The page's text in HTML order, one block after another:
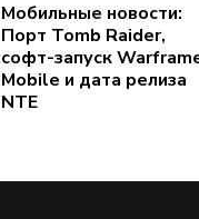
Мобильные новости:
Порт Tomb Raider,
софт-запуск
Mobile и дата релиза
NTE